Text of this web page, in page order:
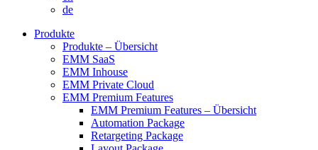
de
Produkte
Produkte – Übersicht
EMM SaaS
EMM Inhouse
EMM Private Cloud
EMM Premium Features
EMM Premium Features – Übersicht
Automation Package
Retargeting Package